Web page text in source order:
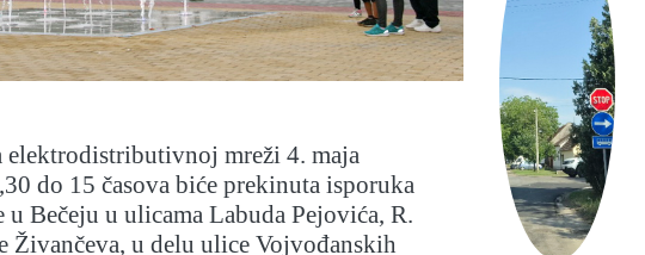
elektrodistributivnoj mreži 4. maja
do 15 časova biće prekinuta isporuka
u Bečeju u ulicama Labuda Pejovića, R.
Živančeva, u delu ulice Vojvođanskih